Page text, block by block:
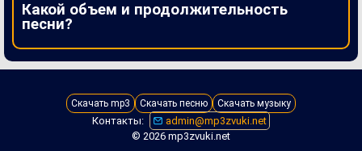
Какой объем и продолжительность
песни?
Скачать mp3 Скачать песню Скачать музыку
Контакты:
admin@mp3zvuki.net
© 2026 mp3zvuki.net